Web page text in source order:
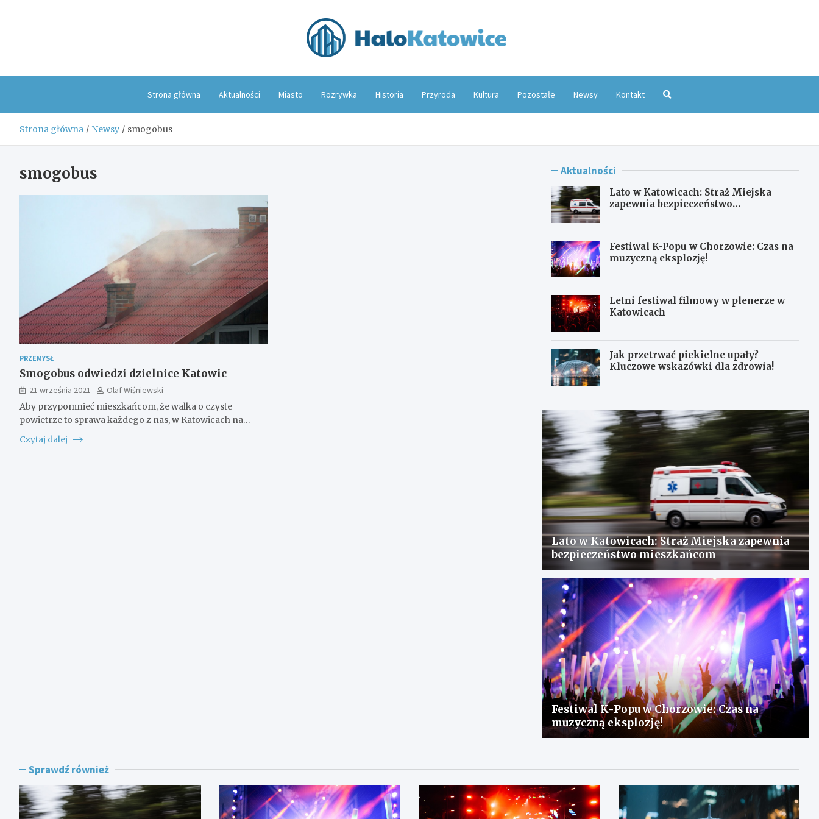
Strona główna Aktualności Miasto Rozrywka Historia Przyroda Kultura Pozostałe Newsy Kontakt
Strona główna Newsy smogobus
smogobus
PRZEMYSŁ
Smogobus odwiedzi dzielnice Katowic
21 września 2021
Olaf Wiśniewski
Aby przypomnieć mieszkańcom, że walka o czyste
powietrze to sprawa każdego z nas, w Katowicach na…
Czytaj dalej
Aktualności
Lato w Katowicach: Straż Miejska
zapewnia bezpieczeństwo
Festiwal K-Popu w Chorzowie: Czas na
muzyczną eksplozję!
Letni festiwal filmowy w plenerze w
Katowicach
Jak przetrwać piekielne upały?
Kluczowe wskazówki dla zdrowia!
Lato w Katowicach: Straż Miejska zapewnia
bezpieczeństwo mieszkańcom
Festiwal K-Popu w Chorzowie: Czas na
muzyczną eksplozję!
Sprawdź również